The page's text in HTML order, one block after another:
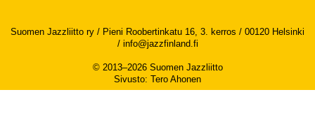
Suomen Jazzliitto ry / Pieni Roobertinkatu 16, 3. kerros / 00120 Helsinki
/ info@jazzfinland.fi
© 2013–2026 Suomen Jazzliitto
Sivusto: Tero Ahonen